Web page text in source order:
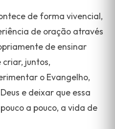
de forma vivencial,
de oração através
de ensinar
juntos,
o Evangelho,
e deixar que essa
a pouco, a vida de